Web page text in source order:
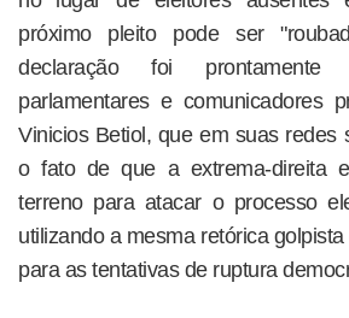
próximo pleito pode ser
declaração foi prontamente
parlamentares e comunicadores
Vinicios Betiol, que em suas redes
o fato de que a extrema-direita
terreno para atacar o processo
utilizando a mesma retórica
para as tentativas de ruptura